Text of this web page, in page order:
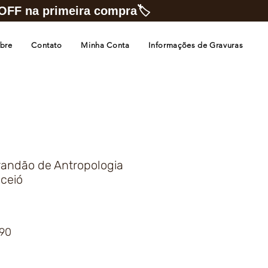
Contato Minha Conta Informações de Gravuras
OFF na primeira compra🏷️
de Antropologia